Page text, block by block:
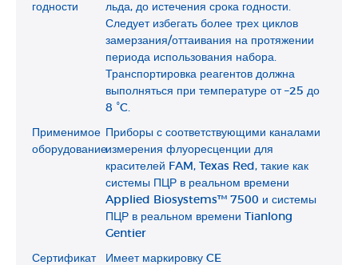
годности
льда, до истечения срока годности.
Следует избегать более трех циклов
замерзания/оттаивания на протяжении
периода использования набора.
Транспортировка реагентов должна
выполняться при температуре от –25 до
8 °C.
Применимое
оборудование
Приборы с соответствующими каналами
измерения флуоресценции для
красителей FAM, Texas Red, такие как
системы ПЦР в реальном времени
Applied Biosystems™ 7500 и системы
ПЦР в реальном времени Tianlong
Gentier
Сертификат Имеет маркировку CE